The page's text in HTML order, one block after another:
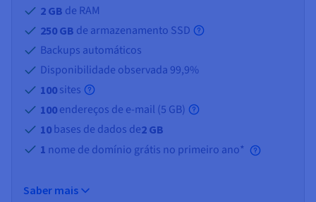
2 GB de RAM
250 GB de armazenamento SSD
Backups automáticos
Disponibilidade observada 99,9%
100 sites
100 endereços de e-mail (5 GB)
10 bases de dados de2 GB
1 nome de domínio grátis no primeiro ano*
Saber mais